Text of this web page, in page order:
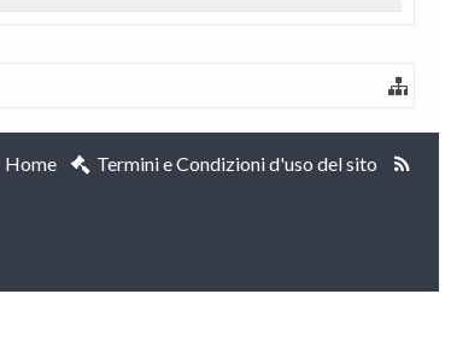
Home Termini e Condizioni d'uso del sito